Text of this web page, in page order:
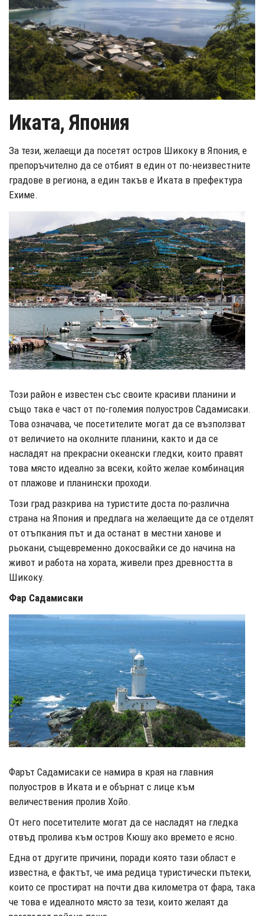
Иката, Япония
За тези, желаещи да посетят остров Шикоку в Япония, е
препоръчително да се отбият в един от по-неизвестните
градове в региона, а един такъв е Иката в префектура
Ехиме.
Този район е известен със своите красиви планини и
също така е част от по-големия полуостров Садамисаки.
Това означава, че посетителите могат да се възползват
от величието на околните планини, както и да се
насладят на прекрасни океански гледки, които правят
това място идеално за всеки, който желае комбинация
от плажове и планински проходи.
Този град разкрива на туристите доста по-различна
страна на Япония и предлага на желаещите да се отделят
от отъпкания път и да останат в местни ханове и
рьокани, същевременно докосвайки се до начина на
живот и работа на хората, живели през древността в
Шикоку.
Фар Садамисаки
Фарът Садамисаки се намира в края на главния
полуостров в Иката и е обърнат с лице към
величествения пролив Хойо.
От него посетителите могат да се насладят на гледка
отвъд пролива към остров Кюшу ако времето е ясно.
Една от другите причини, поради която тази област е
известна, е фактът, че има редица туристически пътеки,
които се простират на почти два километра от фара, така
че това е идеалното място за тези, които желаят да